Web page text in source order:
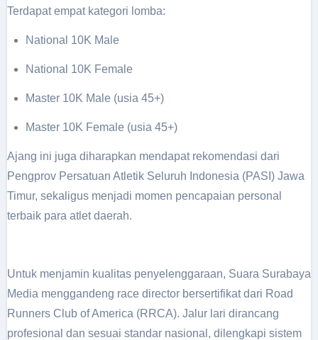
Terdapat empat kategori lomba:
National 10K Male
National 10K Female
Master 10K Male (usia 45+)
Master 10K Female (usia 45+)
Ajang ini juga diharapkan mendapat rekomendasi dari
Pengprov Persatuan Atletik Seluruh Indonesia (PASI) Jawa
Timur, sekaligus menjadi momen pencapaian personal
terbaik para atlet daerah.
Untuk menjamin kualitas penyelenggaraan, Suara Surabaya
Media menggandeng race director bersertifikat dari Road
Runners Club of America (RRCA). Jalur lari dirancang
profesional dan sesuai standar nasional, dilengkapi sistem